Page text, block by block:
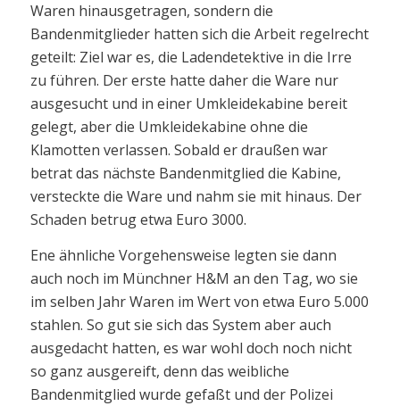
Waren hinausgetragen, sondern die
Bandenmitglieder hatten sich die Arbeit regelrecht
geteilt: Ziel war es, die Ladendetektive in die Irre
zu führen. Der erste hatte daher die Ware nur
ausgesucht und in einer Umkleidekabine bereit
gelegt, aber die Umkleidekabine ohne die
Klamotten verlassen. Sobald er draußen war
betrat das nächste Bandenmitglied die Kabine,
versteckte die Ware und nahm sie mit hinaus. Der
Schaden betrug etwa Euro 3000.
Ene ähnliche Vorgehensweise legten sie dann
auch noch im Münchner H&M an den Tag, wo sie
im selben Jahr Waren im Wert von etwa Euro 5.000
stahlen. So gut sie sich das System aber auch
ausgedacht hatten, es war wohl doch noch nicht
so ganz ausgereift, denn das weibliche
Bandenmitglied wurde gefaßt und der Polizei